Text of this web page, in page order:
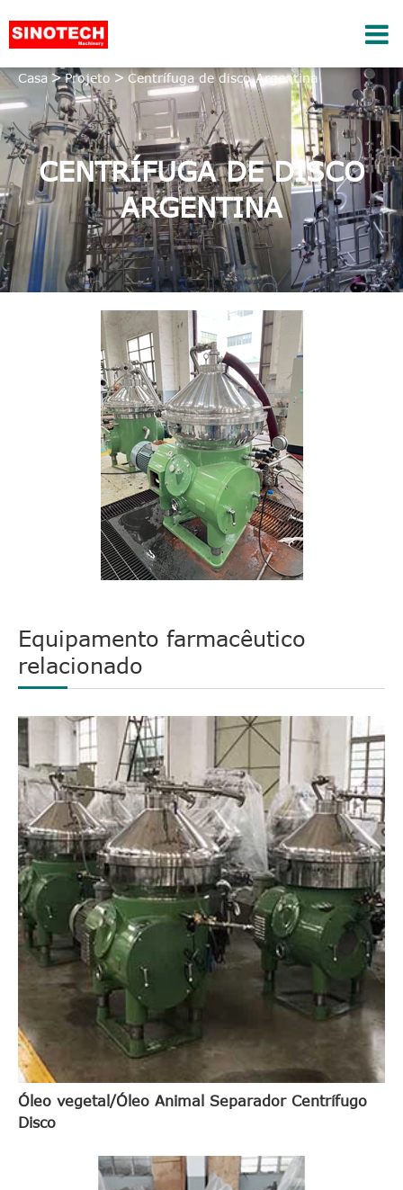
Casa Projeto Centrífuga de disco Argentina
CENTRÍFUGA DE DISCO
ARGENTINA
Equipamento farmacêutico
relacionado
Óleo vegetal/Óleo Animal Separador Centrífugo
Disco